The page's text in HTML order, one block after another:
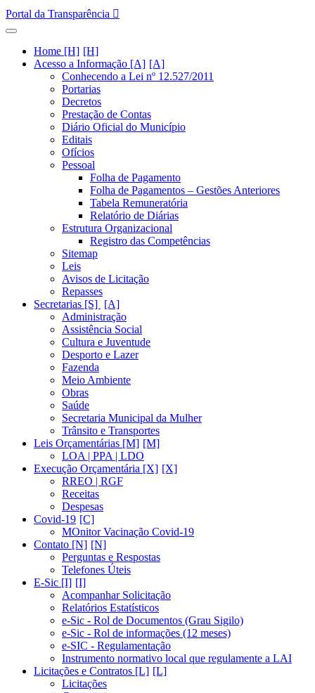
Portal da Transparência
Home [H]
Acesso a Informação [A]
Conhecendo a Lei nº 12.527/2011
Portarias
Decretos
Prestação de Contas
Diário Oficial do Município
Editais
Ofícios
Pessoal
Folha de Pagamento
Folha de Pagamentos – Gestões Anteriores
Tabela Remuneratória
Relatório de Diárias
Estrutura Organizacional
Registro das Competências
Sitemap
Leis
Avisos de Licitação
Repasses
Secretarias [S]
Administração
Assistência Social
Cultura e Juventude
Desporto e Lazer
Fazenda
Meio Ambiente
Obras
Saúde
Secretaria Municipal da Mulher
Trânsito e Transportes
Leis Orçamentárias [M]
LOA | PPA | LDO
Execução Orçamentária [X]
RREO | RGF
Receitas
Despesas
Covid-19
MOnitor Vacinação Covid-19
Contato [N]
Perguntas e Respostas
Telefones Úteis
E-Sic [I]
Acompanhar Solicitação
Relatórios Estatísticos
e-Sic - Rol de Documentos (Grau Sigilo)
e-Sic - Rol de informações (12 meses)
e-SIC - Regulamentação
Instrumento normativo local que regulamente a LAI
Licitações e Contratos [L]
Licitações